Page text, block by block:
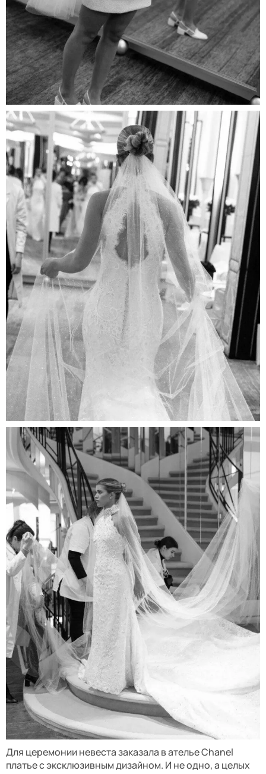
Для церемонии невеста заказала в ателье Chanel
платье с эксклюзивным дизайном. И не одно, а целых